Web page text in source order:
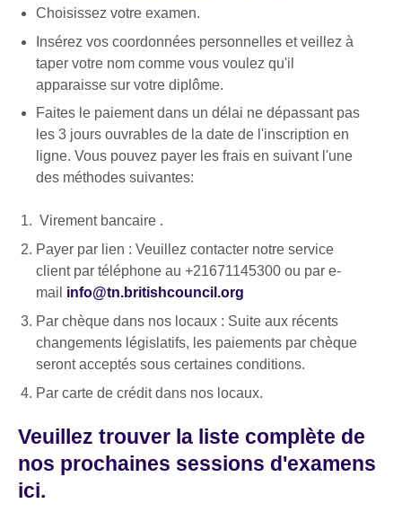
Choisissez votre examen.
Insérez vos coordonnées personnelles et veillez à
taper votre nom comme vous voulez qu'il
apparaisse sur votre diplôme.
Faites le paiement dans un délai ne dépassant pas
les 3 jours ouvrables de la date de l'inscription en
ligne. Vous pouvez payer les frais en suivant l'une
des méthodes suivantes:
Virement bancaire .
Payer par lien : Veuillez contacter notre service
client par téléphone au +21671145300 ou par e-
mail info@tn.britishcouncil.org
Par chèque dans nos locaux : Suite aux récents
changements législatifs, les paiements par chèque
seront acceptés sous certaines conditions.
Par carte de crédit dans nos locaux.
Veuillez trouver la liste complète de
nos prochaines sessions d'examens
ici.